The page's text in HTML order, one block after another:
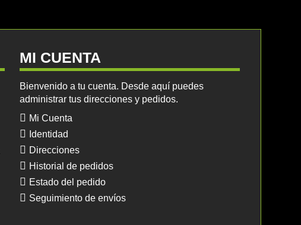
MI CUENTA
Bienvenido a tu cuenta. Desde aquí puedes
administrar tus direcciones y pedidos.
Mi Cuenta
Identidad
Direcciones
Historial de pedidos
Estado del pedido
Seguimiento de envíos